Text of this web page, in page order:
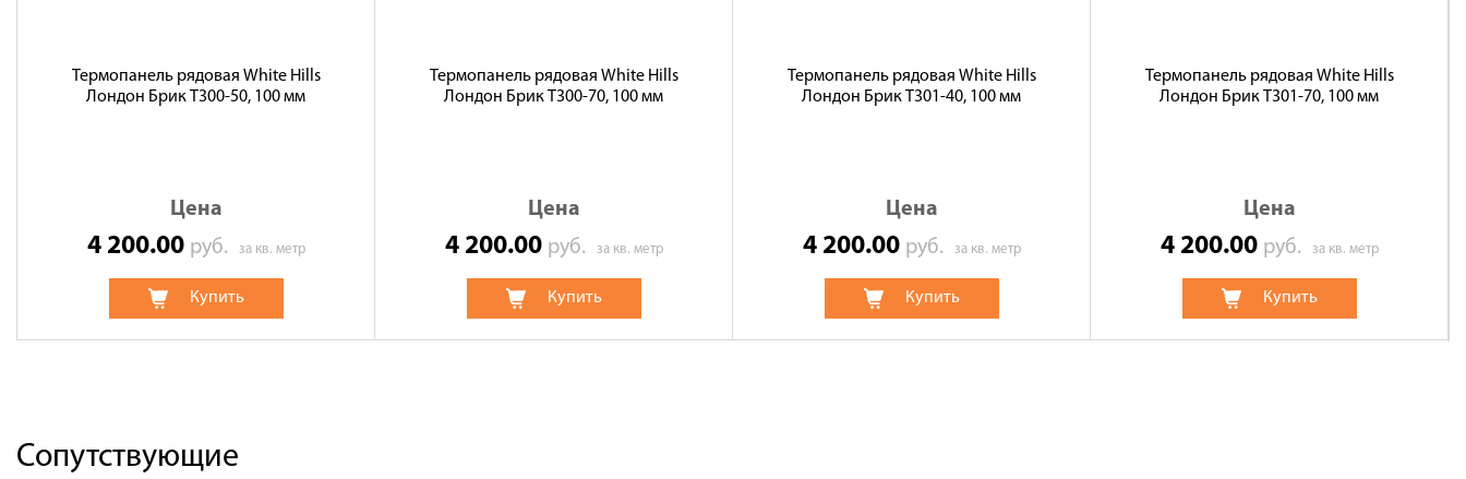
Термопанель рядовая White Hills
Лондон Брик T300-50, 100 мм
Цена
4 200.00 руб. за кв. метр
Купить
Термопанель рядовая White Hills
Лондон Брик T300-70, 100 мм
Цена
4 200.00 руб. за кв. метр
Купить
Термопанель рядовая White Hills
Лондон Брик T301-40, 100 мм
Цена
4 200.00 руб. за кв. метр
Купить
Термопанель рядовая White Hills
Лондон Брик T301-70, 100 мм
Цена
4 200.00 руб. за кв. метр
Купить
Сопутствующие